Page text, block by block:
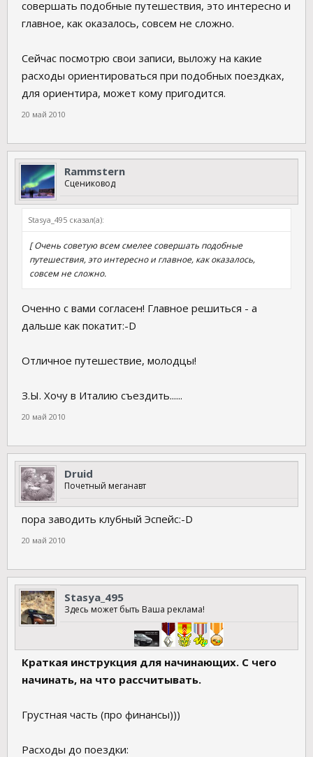
совершать подобные путешествия, это интересно и
главное, как оказалось, совсем не сложно.
Сейчас посмотрю свои записи, выложу на какие
расходы ориентироваться при подобных поездках,
для ориентира, может кому пригодится.
20 май 2010
Rammstern
Сцениковод
Stasya_495 сказал(а):
[ Очень советую всем смелее совершать подобные
путешествия, это интересно и главное, как оказалось,
совсем не сложно.
Оченно с вами согласен! Главное решиться - а
дальше как покатит:-D
Отличное путешествие, молодцы!
З.Ы. Хочу в Италию съездить......
20 май 2010
Druid
Почетный меганавт
пора заводить клубный Эспейс:-D
20 май 2010
Stasya_495
Здесь может быть Ваша реклама!
Краткая инструкция для начинающих. С чего
начинать, на что рассчитывать.
Грустная часть (про финансы)))
Расходы до поездки: